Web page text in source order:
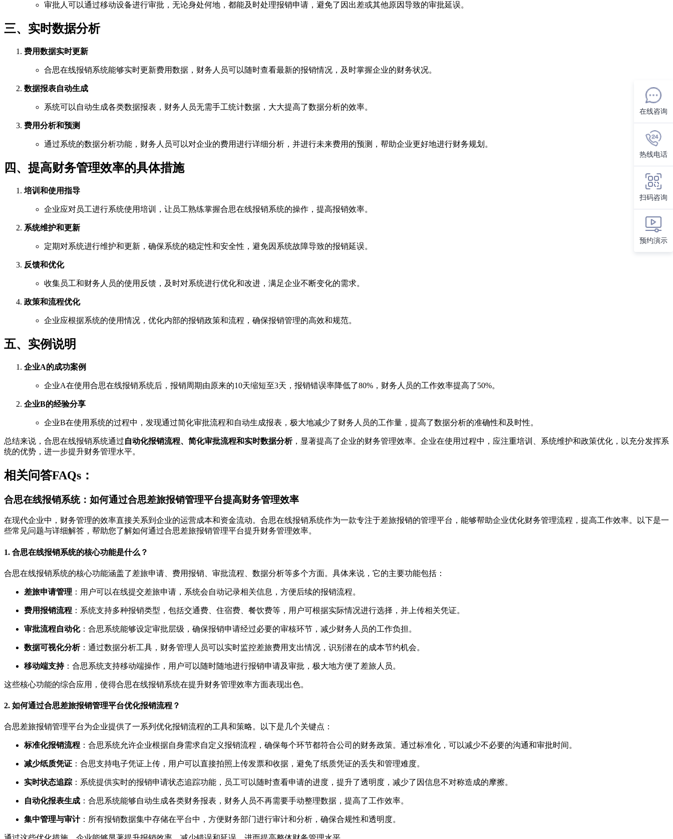
审批人可以通过移动设备进行审批，无论身处何地，都能及时处理报销申请，避免了因出差或其他原因导致的审批延误。
三、实时数据分析
费用数据实时更新
合思在线报销系统能够实时更新费用数据，财务人员可以随时查看最新的报销情况，及时掌握企业的财务状况。
数据报表自动生成
系统可以自动生成各类数据报表，财务人员无需手工统计数据，大大提高了数据分析的效率。
费用分析和预测
通过系统的数据分析功能，财务人员可以对企业的费用进行详细分析，并进行未来费用的预测，帮助企业更好地进行财务规划。
四、提高财务管理效率的具体措施
培训和使用指导
企业应对员工进行系统使用培训，让员工熟练掌握合思在线报销系统的操作，提高报销效率。
系统维护和更新
定期对系统进行维护和更新，确保系统的稳定性和安全性，避免因系统故障导致的报销延误。
反馈和优化
收集员工和财务人员的使用反馈，及时对系统进行优化和改进，满足企业不断变化的需求。
政策和流程优化
企业应根据系统的使用情况，优化内部的报销政策和流程，确保报销管理的高效和规范。
五、实例说明
企业A的成功案例
企业A在使用合思在线报销系统后，报销周期由原来的10天缩短至3天，报销错误率降低了80%，财务人员的工作效率提高了50%。
企业B的经验分享
企业B在使用系统的过程中，发现通过简化审批流程和自动生成报表，极大地减少了财务人员的工作量，提高了数据分析的准确性和及时性。
总结来说，合思在线报销系统通过自动化报销流程、简化审批流程和实时数据分析，显著提高了企业的财务管理效率。企业在使用过程中，应注重培训、系统维护和政策优化，以充分发挥系
统的优势，进一步提升财务管理水平。
相关问答FAQs：
合思在线报销系统：如何通过合思差旅报销管理平台提高财务管理效率
在现代企业中，财务管理的效率直接关系到企业的运营成本和资金流动。合思在线报销系统作为一款专注于差旅报销的管理平台，能够帮助企业优化财务管理流程，提高工作效率。以下是一
些常见问题与详细解答，帮助您了解如何通过合思差旅报销管理平台提升财务管理效率。
1. 合思在线报销系统的核心功能是什么？
合思在线报销系统的核心功能涵盖了差旅申请、费用报销、审批流程、数据分析等多个方面。具体来说，它的主要功能包括：
差旅申请管理 ：用户可以在线提交差旅申请，系统会自动记录相关信息，方便后续的报销流程。
费用报销流程 ：系统支持多种报销类型，包括交通费、住宿费、餐饮费等，用户可根据实际情况进行选择，并上传相关凭证。
审批流程自动化：合思系统能够设定审批层级，确保报销申请经过必要的审核环节，减少财务人员的工作负担。
数据可视化分析：通过数据分析工具，财务管理人员可以实时监控差旅费用支出情况，识别潜在的成本节约机会。
移动端支持：合思系统支持移动端操作，用户可以随时随地进行报销申请及审批，极大地方便了差旅人员。
这些核心功能的综合应用，使得合思在线报销系统在提升财务管理效率方面表现出色。
2. 如何通过合思差旅报销管理平台优化报销流程？
合思差旅报销管理平台为企业提供了一系列优化报销流程的工具和策略。以下是几个关键点：
标准化报销流程 ：合思系统允许企业根据自身需求自定义报销流程，确保每个环节都符合公司的财务政策。通过标准化，可以减少不必要的沟通和审批时间。
减少纸质凭证 ：合思支持电子凭证上传，用户可以直接拍照上传发票和收据，避免了纸质凭证的丢失和管理难度。
实时状态追踪 ：系统提供实时的报销申请状态追踪功能，员工可以随时查看申请的进度，提升了透明度，减少了因信息不对称造成的摩擦。
自动化报表生成 ：合思系统能够自动生成各类财务报表，财务人员不再需要手动整理数据，提高了工作效率。
集中管理与审计：所有报销数据集中存储在平台中，方便财务部门进行审计和分析，确保合规性和透明度。
在线咨询
热线电话
扫码咨询
预约演示